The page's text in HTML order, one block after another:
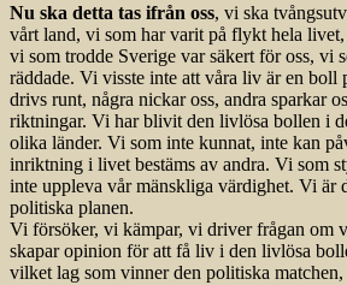
Nu ska detta tas ifrån oss, vi ska
vårt land, vi som har varit på flykt hela
vi som trodde Sverige var säkert för oss, vi
räddade. Vi visste inte att våra liv är en boll
drivs runt, några nickar oss, andra sparkar
riktningar. Vi har blivit den livlösa bollen i
olika länder. Vi som inte kunnat, inte kan
inriktning i livet bestäms av andra. Vi som
inte uppleva vår mänskliga värdighet. Vi är
politiska planen.
Vi försöker, vi kämpar, vi driver frågan om
skapar opinion för att få liv i den livlösa
vilket lag som vinner den politiska